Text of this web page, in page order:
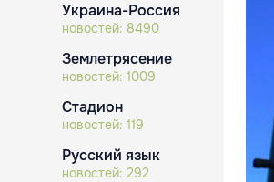
Украина-Россия
новостей: 8490
Землетрясение
новостей: 1009
Стадион
новостей: 119
Русский язык
новостей: 292